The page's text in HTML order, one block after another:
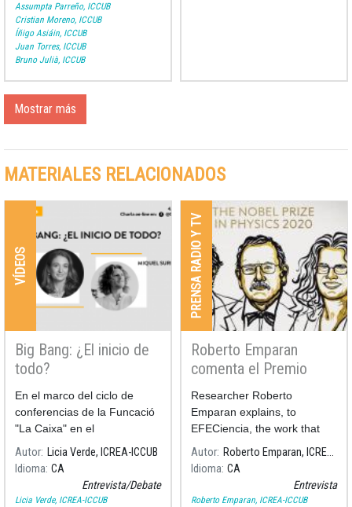
Assumpta Parreño, ICCUB
Cristian Moreno, ICCUB
Íñigo Asiáin, ICCUB
Juan Torres, ICCUB
Bruno Julià, ICCUB
Mostrar más
MATERIALES RELACIONADOS
VÍDEOS
Big Bang: ¿El inicio de
todo?
En el marco del ciclo de
conferencias de la Funcació
"La Caixa" en el
CosmoCaixa, #LiveTalks, se
desarrollará una
Autor Licia Verde, ICREA-ICCUB
Idioma CA
Entrevista/Debate
Licia Verde, ICREA-ICCUB
PRENSA RADIO Y TV
Roberto Emparan
comenta el Premio
Nobel en Física 2020
Researcher Roberto
Emparan explains, to
EFECiencia, the work that
has led to the 2020 Nobel
Prize in Physics.
Autor
Roberto Emparan, ICREA-ICCUB
Idioma CA
Entrevista
Roberto Emparan, ICREA-ICCUB